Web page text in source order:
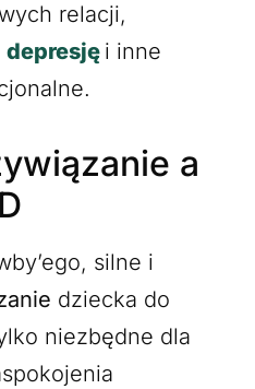
relacji,
depresję i inne
a
silne i
dziecka do
niezbędne dla